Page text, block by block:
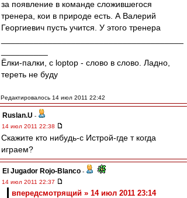
за появление в команде сложившегося
тренера, кои в природе есть. А Валерий
Георгиевич пусть учится. У этого тренера
Ёлки-палки, с loptop - слово в слово. Ладно,
тереть не буду
Редактировалось 14 июл 2011 22:42
Ruslan.U -
14 июл 2011 22:38
Скажите кто нибудь-с Истрой-где т когда
играем?
El Jugador Rojo-Blanco -
14 июл 2011 22:37
впередсмотрящий » 14 июл 2011 23:14